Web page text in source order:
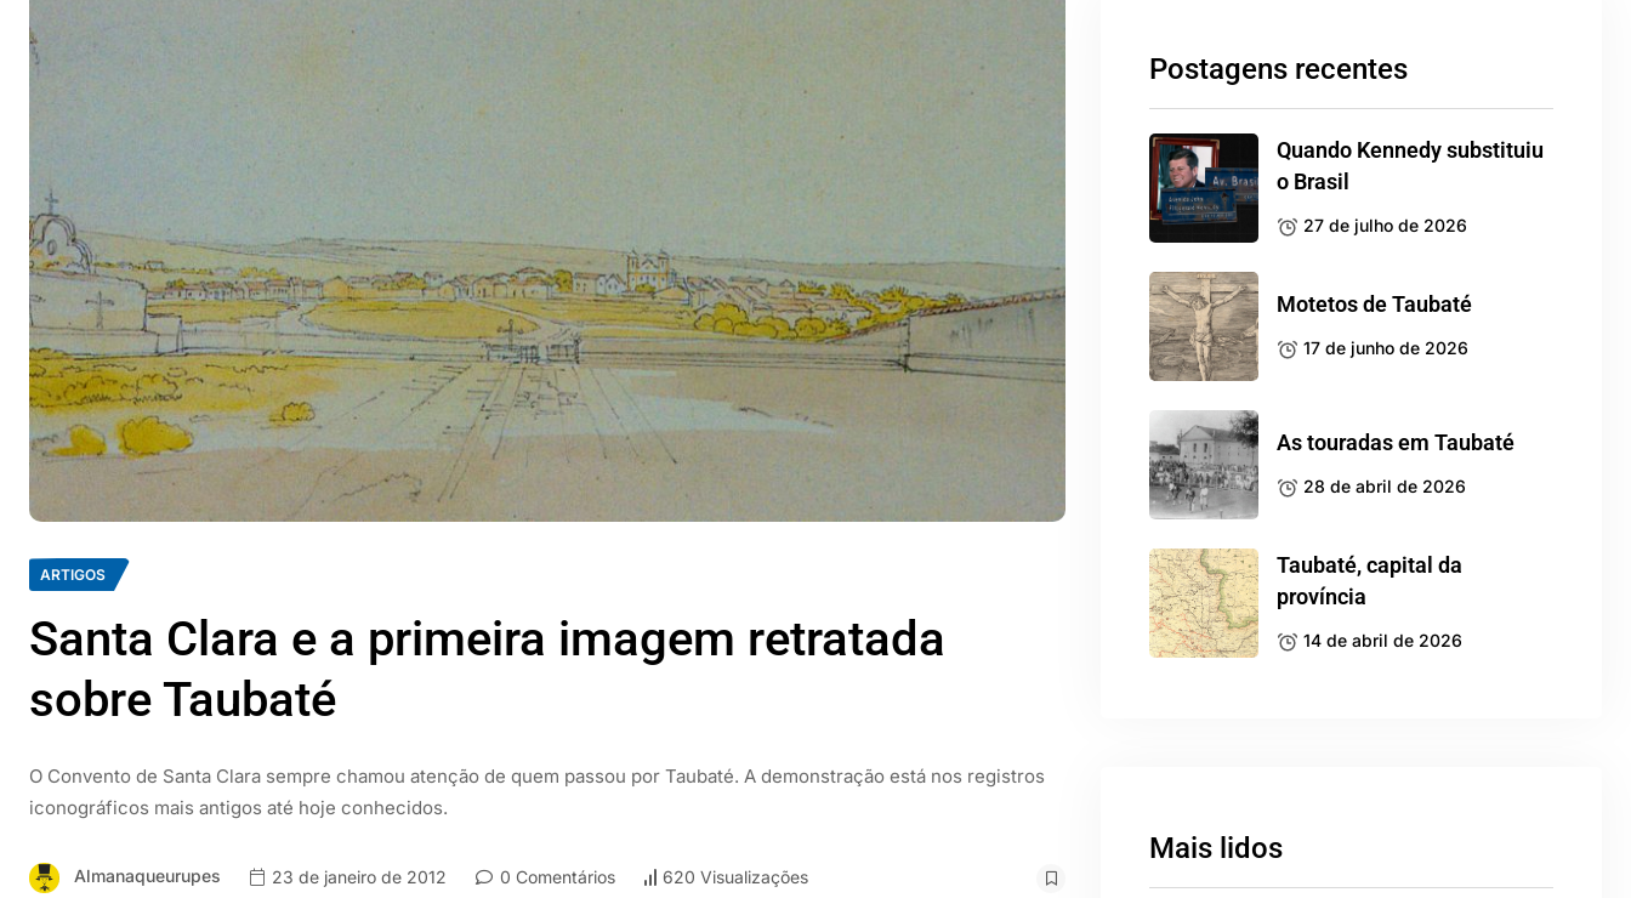
ARTIGOS
Santa Clara e a primeira imagem retratada
sobre Taubaté
O Convento de Santa Clara sempre chamou atenção de quem passou por Taubaté. A demonstração está nos registros
iconográficos mais antigos até hoje conhecidos.
Almanaqueurupes 23 de janeiro de 2012 0 Comentários 620 Visualizações
Postagens recentes
Quando Kennedy substituiu
o Brasil
27 de julho de 2026
Motetos de Taubaté
17 de junho de 2026
As touradas em Taubaté
28 de abril de 2026
Taubaté, capital da
província
14 de abril de 2026
Mais lidos